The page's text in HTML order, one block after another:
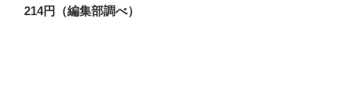
214円（編集部調べ）